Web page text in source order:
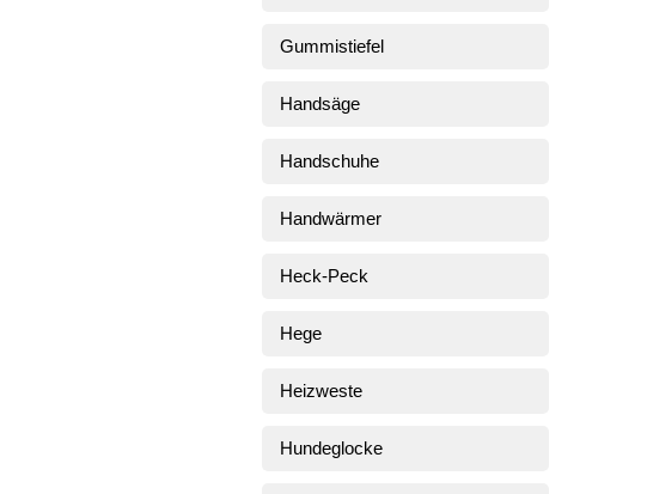
Gummistiefel
Handsäge
Handschuhe
Handwärmer
Heck-Peck
Hege
Heizweste
Hundeglocke